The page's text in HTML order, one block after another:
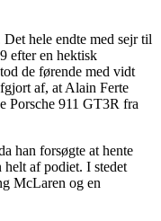
hele endte med sejr til
efter en hektisk
de førende med vidt
af, at Alain Ferte
Porsche 911 GT3R fra
han forsøgte at hente
helt af podiet. I stedet
McLaren og en